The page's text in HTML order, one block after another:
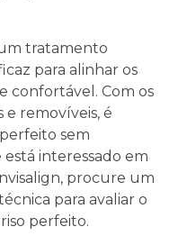
tratamento
para alinhar os
confortável. Com os
removíveis, é
sem
interessado em
procure um
para avaliar o
perfeito.